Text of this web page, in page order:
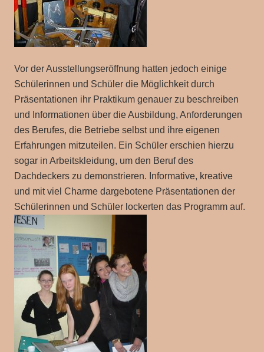
Vor der Ausstellungseröffnung hatten jedoch einige
Schülerinnen und Schüler die Möglichkeit durch
Präsentationen ihr Praktikum genauer zu beschreiben
und Informationen über die Ausbildung, Anforderungen
des Berufes, die Betriebe selbst und ihre eigenen
Erfahrungen mitzuteilen. Ein Schüler erschien hierzu
sogar in Arbeitskleidung, um den Beruf des
Dachdeckers zu demonstrieren. Informative, kreative
und mit viel Charme dargebotene Präsentationen der
Schülerinnen und Schüler lockerten das Programm auf.